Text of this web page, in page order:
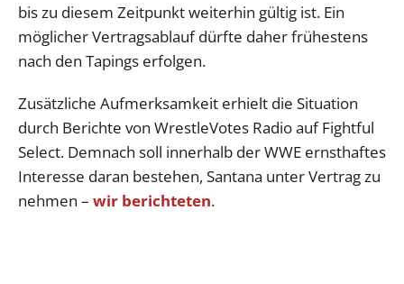
bis zu diesem Zeitpunkt weiterhin gültig ist. Ein
möglicher Vertragsablauf dürfte daher frühestens
nach den Tapings erfolgen.
Zusätzliche Aufmerksamkeit erhielt die Situation
durch Berichte von WrestleVotes Radio auf Fightful
Select. Demnach soll innerhalb der WWE ernsthaftes
Interesse daran bestehen, Santana unter Vertrag zu
nehmen – wir berichteten.